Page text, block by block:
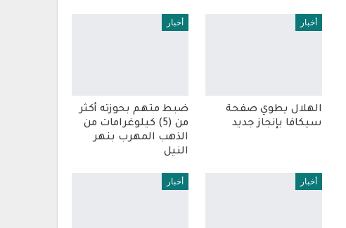
أخبار
الهلال يطوي صفحة
سيكافا بإنجاز جديد
أخبار
ضبط متهم بحوزته أكثر
من (5) كيلوغرامات من
الذهب المهرب بنهر
النيل
أخبار أخبار